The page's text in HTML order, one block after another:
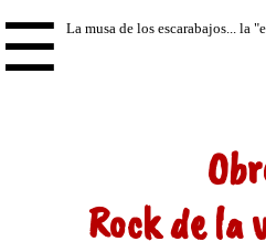
☰
Rock de la